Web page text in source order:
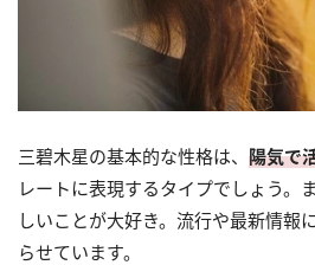
三碧木星の基本的な性格は、 陽気で
レートに表現するタイプでしょう。
しいことが大好き。流行や最新情報
らせています。